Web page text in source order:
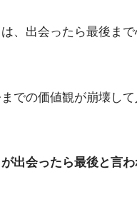
、出会ったら最後ま
での価値観が崩壊し
出会ったら最後と言